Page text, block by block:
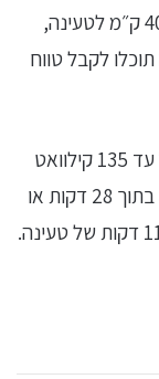
האמיתי טווח הנסיעה צפוי לנוע באיזור ה-400 ק״מ לטעינה,
לקבל טווח
לאאודי Q4 יכולת טעינה מהירה בהספק של עד 135 קילוואט
כך שתוכלו לטעון את הרכב מ-10% ל-80% בתוך 28 דקות או